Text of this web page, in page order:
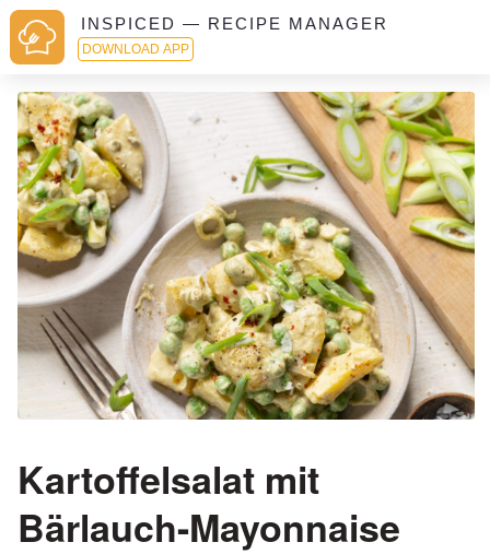
INSPICED — RECIPE MANAGER
DOWNLOAD APP
Kartoffelsalat mit
Bärlauch-Mayonnaise